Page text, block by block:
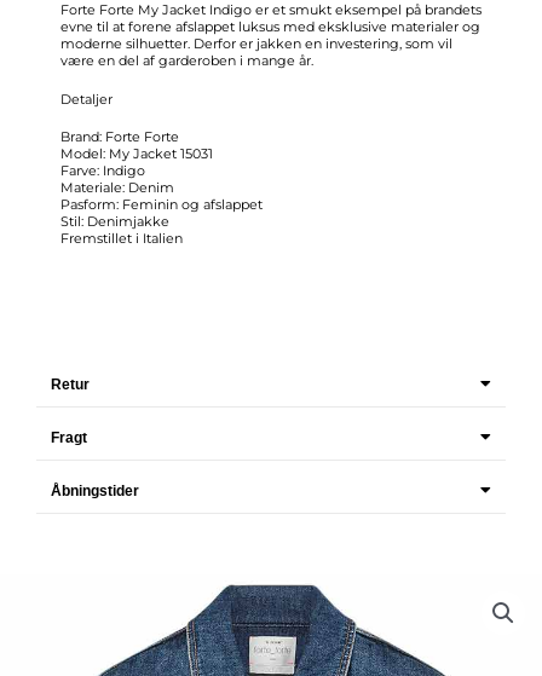
Forte Forte My Jacket Indigo er et smukt eksempel på brandets
evne til at forene afslappet luksus med eksklusive materialer og
moderne silhuetter. Derfor er jakken en investering, som vil
være en del af garderoben i mange år.
Detaljer
Brand: Forte Forte
Model: My Jacket 15031
Farve: Indigo
Materiale: Denim
Pasform: Feminin og afslappet
Stil: Denimjakke
Fremstillet i Italien
Retur
Fragt
Åbningstider